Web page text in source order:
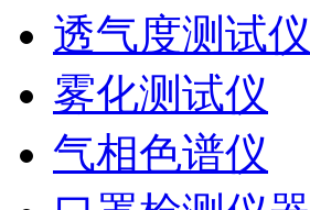
透气度测试仪
雾化测试仪
气相色谱仪